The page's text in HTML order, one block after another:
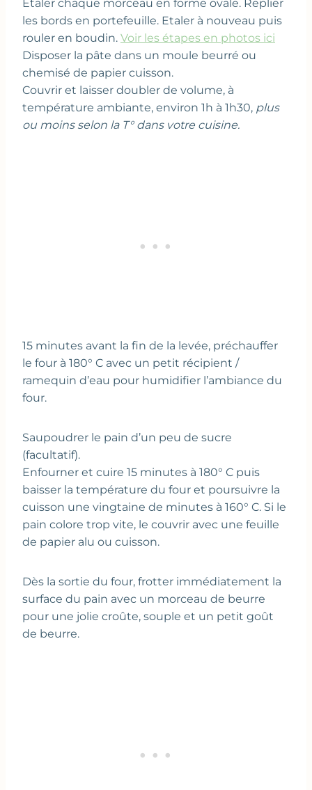
Etaler chaque morceau en forme ovale. Replier
les bords en portefeuille. Etaler à nouveau puis
rouler en boudin. Voir les étapes en photos ici
Disposer la pâte dans un moule beurré ou
chemisé de papier cuisson.
Couvrir et laisser doubler de volume, à
température ambiante, environ 1h à 1h30, plus
ou moins selon la T° dans votre cuisine.
15 minutes avant la fin de la levée, préchauffer
le four à 180° C avec un petit récipient /
ramequin d’eau pour humidifier l’ambiance du
four.
Saupoudrer le pain d’un peu de sucre
(facultatif).
Enfourner et cuire 15 minutes à 180° C puis
baisser la température du four et poursuivre la
cuisson une vingtaine de minutes à 160° C. Si le
pain colore trop vite, le couvrir avec une feuille
de papier alu ou cuisson.
Dès la sortie du four, frotter immédiatement la
surface du pain avec un morceau de beurre
pour une jolie croûte, souple et un petit goût
de beurre.